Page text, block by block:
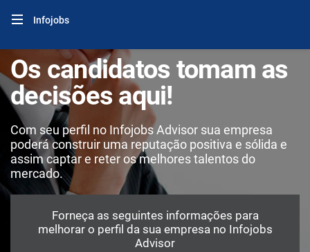
Infojobs
Os candidatos tomam as
decisões aqui!
Com seu perfil no Infojobs Advisor sua empresa
poderá construir uma reputação positiva e sólida e
assim captar e reter os melhores talentos do
mercado.
Forneça as seguintes informações para
melhorar o perfil da sua empresa no Infojobs
Advisor